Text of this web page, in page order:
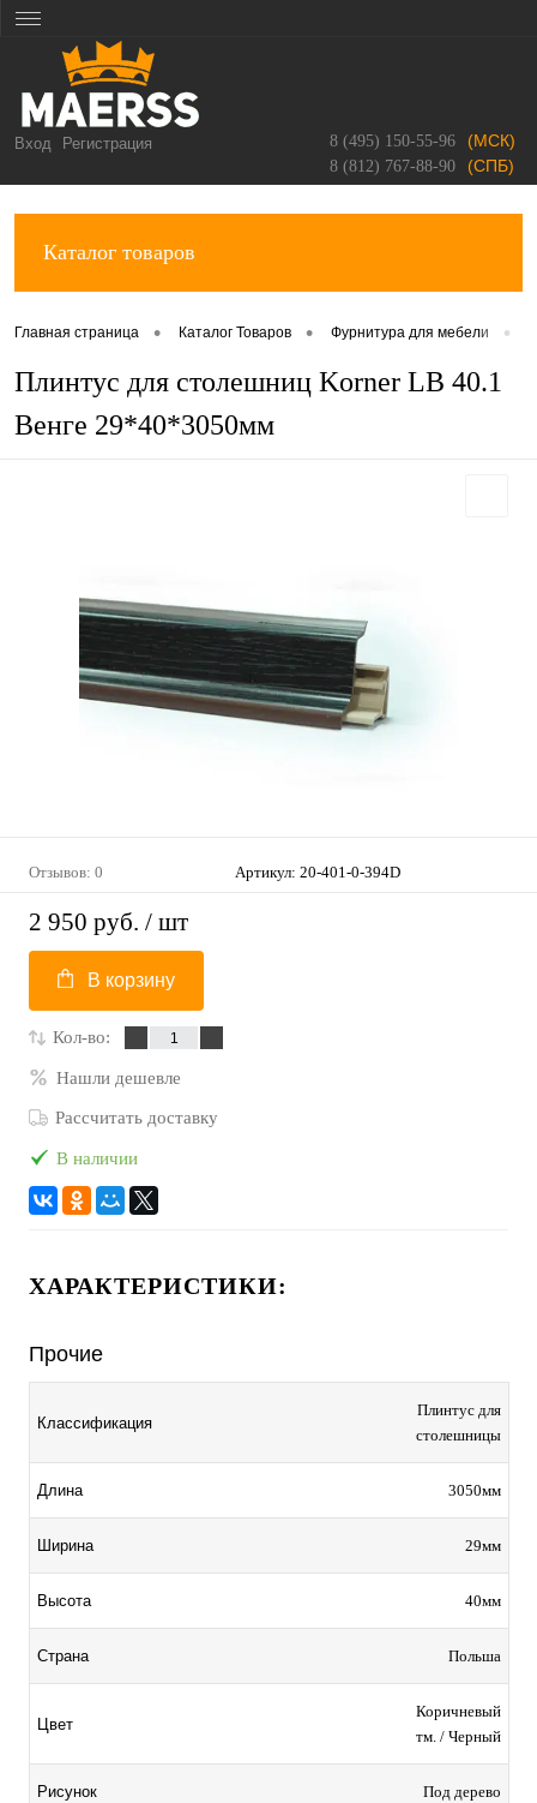
Вход Регистрация 8 (495) 150-55-96 (МСК)
8 (812) 767-88-90 (СПБ)
Каталог товаров
Главная страница • Каталог Товаров • Фурнитура для мебели •
Плинтус для столешниц Korner LB 40.1
Венге 29*40*3050мм
Отзывов: 0 Артикул: 20-401-0-394D
2 950 руб. / шт
В корзину
Кол-во:
Нашли дешевле
Рассчитать доставку
В наличии
ХАРАКТЕРИСТИКИ:
Прочие
Классификация
Плинтус для
столешницы
Длина 3050мм
Ширина 29мм
Высота 40мм
Страна Польша
Цвет
Коричневый
тм. / Черный
Рисунок Под дерево